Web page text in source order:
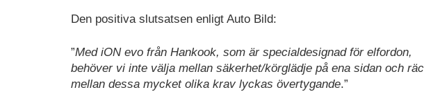
Den positiva slutsatsen enligt Auto Bild:
”Med iON evo från Hankook, som är specialdesignad för elfordon,
behöver vi inte välja mellan säkerhet/körglädje på ena sidan och
mellan dessa mycket olika krav lyckas övertygande.”